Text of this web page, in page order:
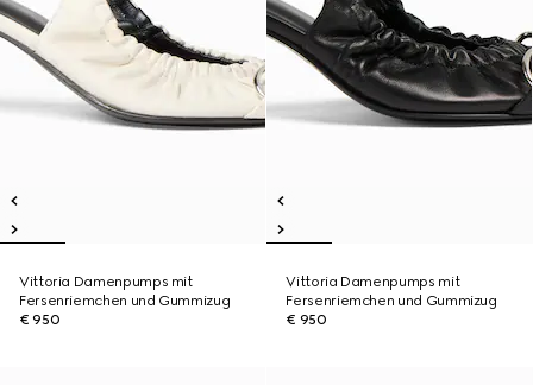
Vittoria Damenpumps mit
Fersenriemchen und Gummizug
€ 950
Vittoria Damenpumps mit
Fersenriemchen und Gummizug
€ 950